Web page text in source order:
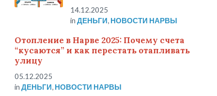
14.12.2025
in ДЕНЬГИ НОВОСТИ НАРВЫ
Отопление в Нарве 2025: Почему счета
“кусаются” и как перестать отапливать
улицу
05.12.2025
in ДЕНЬГИ НОВОСТИ НАРВЫ